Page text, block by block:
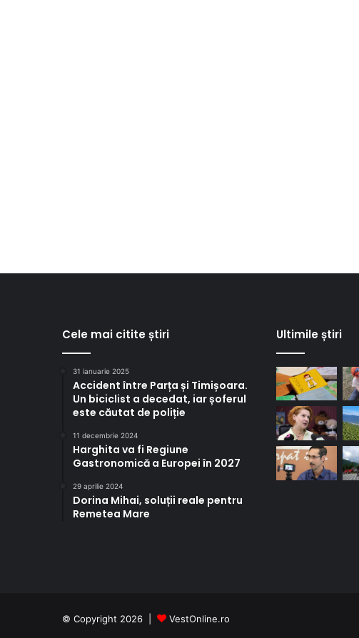
Cele mai citite știri
31 ianuarie 2025
Accident între Parța și Timișoara.
Un biciclist a decedat, iar șoferul
este căutat de poliție
11 decembrie 2024
Harghita va fi Regiune
Gastronomică a Europei în 2027
29 aprilie 2024
Dorina Mihai, soluții reale pentru
Remetea Mare
Ultimile știri
© Copyright 2026 | VestOnline.ro